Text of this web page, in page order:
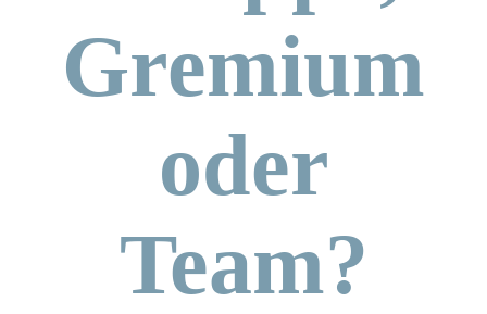
Gremium
oder
Team?